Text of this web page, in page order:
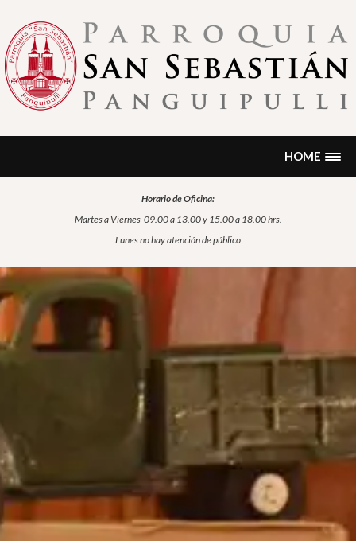
content
sacramentos, oración…
HOME
Horario de Oficina:
Martes a Viernes 09.00 a 13.00 y 15.00 a 18.00 hrs.
Lunes no hay atención de público